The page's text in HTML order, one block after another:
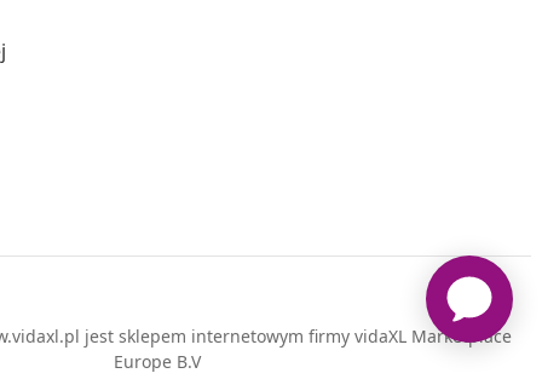
jest sklepem internetowym firmy vidaXL Marketplace
Europe B.V